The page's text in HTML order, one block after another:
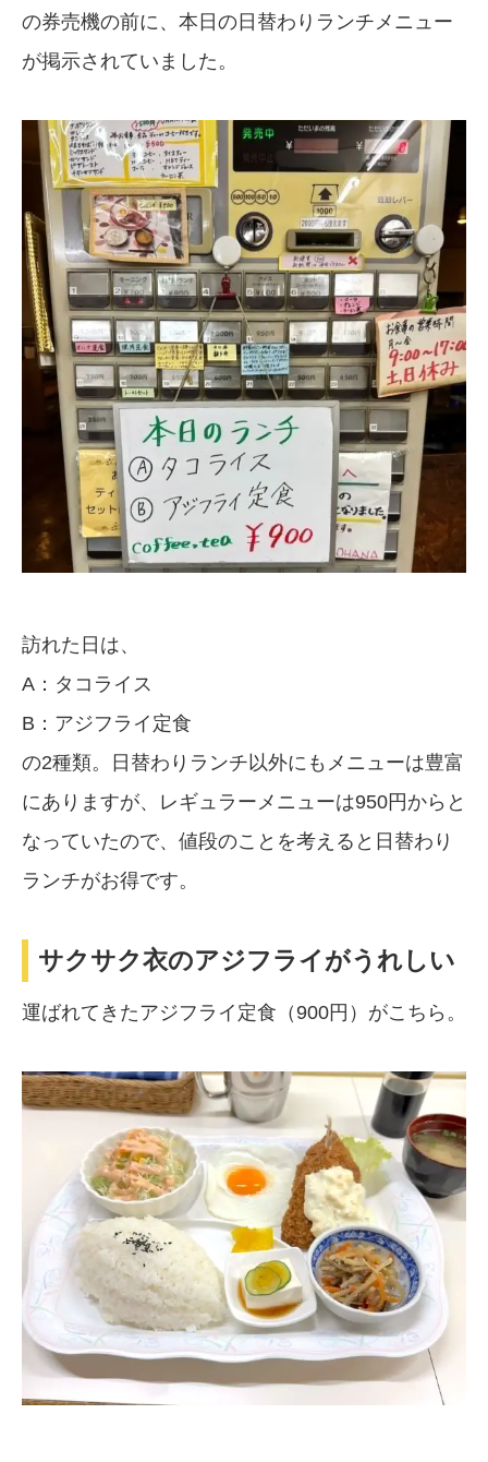
の券売機の前に、本日の日替わりランチメニュー
が掲示されていました。
訪れた日は、
A：タコライス
B：アジフライ定食
の2種類。日替わりランチ以外にもメニューは豊富
にありますが、レギュラーメニューは950円からと
なっていたので、値段のことを考えると日替わり
ランチがお得です。
サクサク衣のアジフライがうれしい
運ばれてきたアジフライ定食（900円）がこちら。